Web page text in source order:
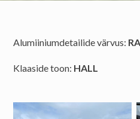
Alumiiniumdetailide värvus:
Klaaside toon: HALL